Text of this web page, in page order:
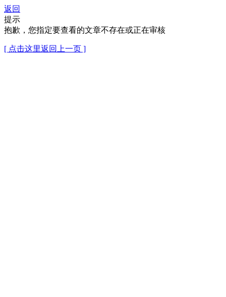
返回
提示
抱歉，您指定要查看的文章不存在或正在审核
[ 点击这里返回上一页 ]